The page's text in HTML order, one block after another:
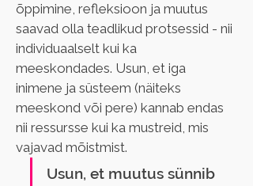
õppimine, refleksioon ja muutus
saavad olla teadlikud protsessid - nii
individuaalselt kui ka
meeskondades. Usun, et iga
inimene ja süsteem (näiteks
meeskond või pere) kannab endas
nii ressursse kui ka mustreid, mis
vajavad mõistmist.
Usun, et muutus sünnib